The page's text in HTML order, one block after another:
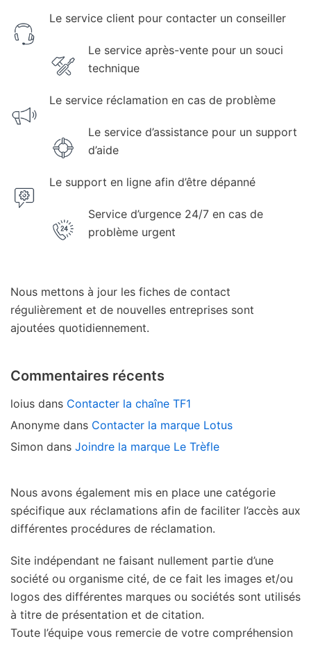
Le service client pour contacter un conseiller
Le service après-vente pour un souci
technique
Le service réclamation en cas de problème
Le service d’assistance pour un support
d’aide
Le support en ligne afin d’être dépanné
Service d’urgence 24/7 en cas de
problème urgent
Nous mettons à jour les fiches de contact
régulièrement et de nouvelles entreprises sont
ajoutées quotidiennement.
Commentaires récents
loius dans Contacter la chaîne TF1
Anonyme dans Contacter la marque Lotus
Simon dans Joindre la marque Le Trèfle
Nous avons également mis en place une catégorie
spécifique aux réclamations afin de faciliter l’accès aux
différentes procédures de réclamation.
Site indépendant ne faisant nullement partie d’une
société ou organisme cité, de ce fait les images et/ou
logos des différentes marques ou sociétés sont utilisés
à titre de présentation et de citation.
Toute l’équipe vous remercie de votre compréhension